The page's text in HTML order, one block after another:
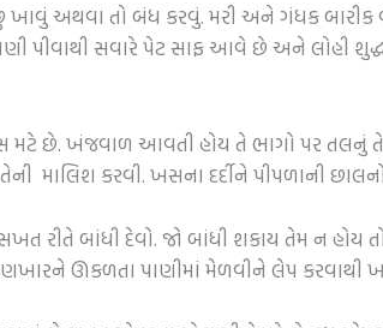
અથવા તો બંધ કરવું. મરી અને ગંધક બારીક
પીવાથી સવારે પેટ સાફ આવે છે અને લોહી
ખસ મટે છે. ખંજવાળ આવતી હોય તે ભાગો પર
માલિશ કરવી. ખસના દર્દીને પીપળાની
રીતે બાંધી દેવો. જો બાંધી શકાય તેમ ન હોય
ઊકળતા પાણીમાં મેળવીને લેપ